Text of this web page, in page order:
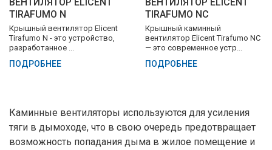
TIRAFUMO N
Крышный вентилятор Elicent
Tirafumo N - это устройство,
разработанное ...
ПОДРОБНЕЕ
TIRAFUMO NC
Крышный каминный
вентилятор Elicent Tirafumo NC
— это современное устр...
ПОДРОБНЕЕ
Каминные вентиляторы используются для усиления
тяги в дымоходе, что в свою очередь предотвращает
возможность попадания дыма в жилое помещение и